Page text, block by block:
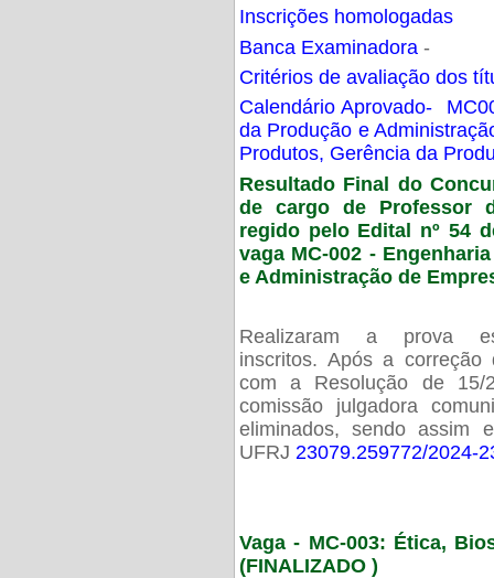
Inscrições homologadas
Banca Examinadora -
Critérios de avaliação dos
Calendário Aprovado-
da Produção e
Produtos, Gerência da
Resultado Final do
de cargo de Professor
regido pelo Edital nº 54
vaga MC-002 -
e Administração de
Realizaram a prova
inscritos. Após a
com a Resolução de 15/
comissão julgadora
eliminados, sendo assim
UFRJ 23079.259772/2024-
Vaga - MC-003: Ética,
(FINALIZADO )